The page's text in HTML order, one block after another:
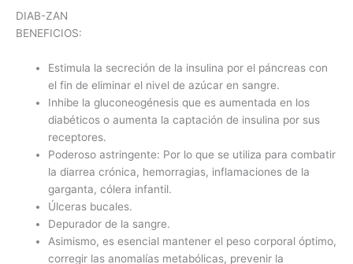
DIAB-ZAN
BENEFICIOS:
Estimula la secreción de la insulina por el páncreas con
el fin de eliminar el nivel de azúcar en sangre.
Inhibe la gluconeogénesis que es aumentada en los
diabéticos o aumenta la captación de insulina por sus
receptores.
Poderoso astringente: Por lo que se utiliza para combatir
la diarrea crónica, hemorragias, inflamaciones de la
garganta, cólera infantil.
Úlceras bucales.
Depurador de la sangre.
Asimismo, es esencial mantener el peso corporal óptimo,
corregir las anomalías metabólicas, prevenir la